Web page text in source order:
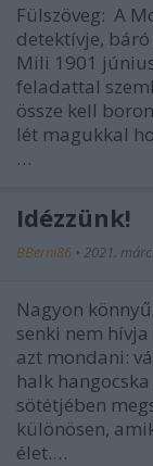
Fülszöveg: A
detektívje,
Mili 1901
feladattal
össze kell
lét magukkal
…
Idézzünk!
BBerni86 • 2021.
Nagyon
senki nem
azt mondani:
halk
sötétjében
különösen,
élet.…